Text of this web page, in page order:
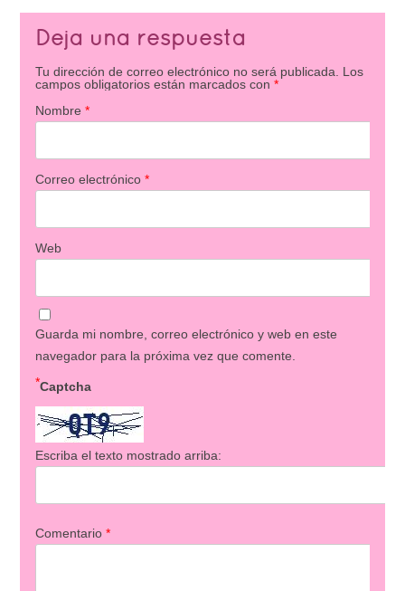
Deja una respuesta
Tu dirección de correo electrónico no será publicada.
Los
campos obligatorios están marcados con *
Nombre *
Correo electrónico *
Web
Guarda mi nombre, correo electrónico y web en este
navegador para la próxima vez que comente.
Captcha
*
Escriba el texto mostrado arriba:
Comentario *